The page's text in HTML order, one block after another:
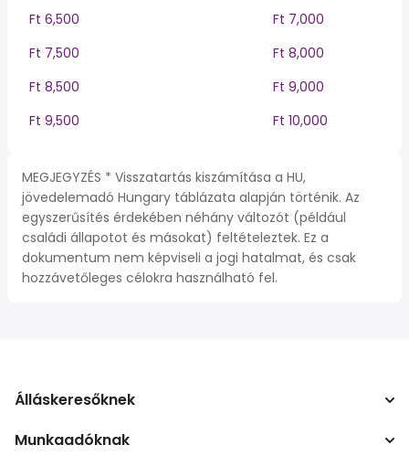
Ft 6,500
Ft 7,000
Ft 7,500
Ft 8,000
Ft 8,500
Ft 9,000
Ft 9,500
Ft 10,000
MEGJEGYZÉS * Visszatartás kiszámítása a HU,
jövedelemadó Hungary táblázata alapján történik. Az
egyszerűsítés érdekében néhány változót (például
családi állapotot és másokat) feltételeztek. Ez a
dokumentum nem képviseli a jogi hatalmat, és csak
hozzávetőleges célokra használható fel.
Álláskeresőknek
Álláskeresés
Munkaadóknak